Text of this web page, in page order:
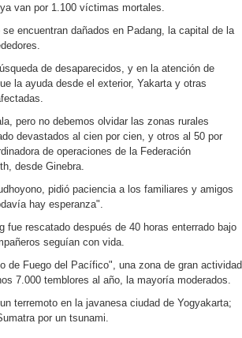
van por 1.100 víctimas mortales.
encuentran dañados en Padang, la capital de la
de desaparecidos, y en la atención de
la ayuda desde el exterior, Yakarta y otras
pero no debemos olvidar las zonas rurales
devastados al cien por cien, y otros al 50 por
de operaciones de la Federación
desde Ginebra.
pidió paciencia a los familiares y amigos
hay esperanza".
fue rescatado después de 40 horas enterrado bajo
seguían con vida.
de Fuego del Pacífico", una zona de gran actividad
7.000 temblores al año, la mayoría moderados.
terremoto en la javanesa ciudad de Yogyakarta;
por un tsunami.